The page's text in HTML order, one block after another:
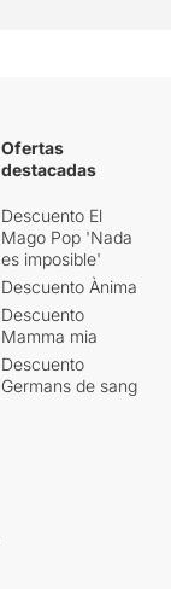
Ofertas
destacadas
Descuento El
Mago Pop 'Nada
es imposible'
Descuento Ànima
Descuento
Mamma mia
Descuento
Germans de sang